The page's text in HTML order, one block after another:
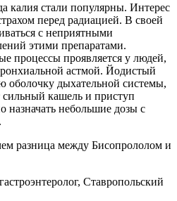
калия стали популярны. Интерес
перед радиацией. В своей
с неприятными
этими препаратами.
процессы проявляется у людей,
астмой. Йодистый
оболочку дыхательной системы,
сильный кашель и приступ
небольшие дозы с
разница между Бисопрололом и
Ставропольский